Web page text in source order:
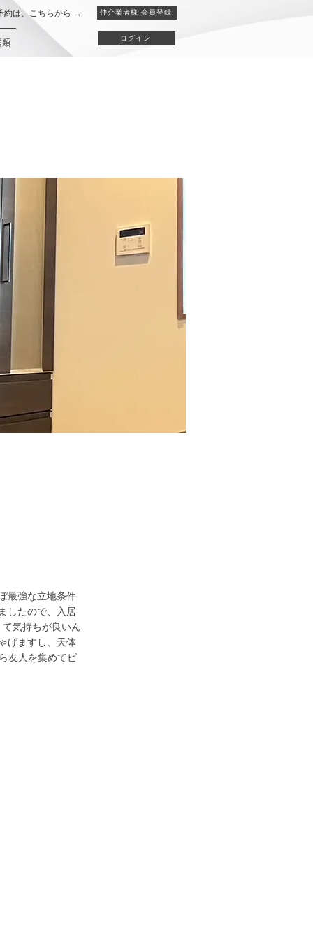
約は、こちらから → 仲介業者様 会員登録
類
ログイン
最強な立地条件
したので、入居
気持ちが良いん
げますし、天体
友人を集めてビ